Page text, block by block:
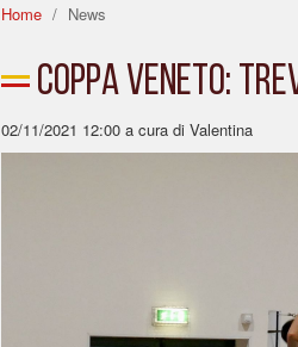
Home News
COPPA VENETO:
02/11/2021 12:00 a cura di Valentina